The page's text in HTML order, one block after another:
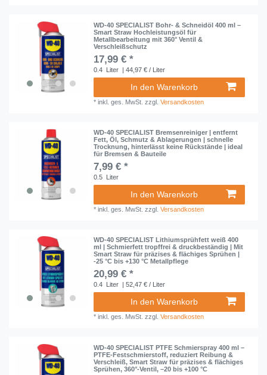
WD-40 SPECIALIST Bohr- & Schneidöl 400 ml –
Smart Straw Hochleistungsöl für
Metallbearbeitung mit 360° Ventil &
Verschleißschutz
17,99 € *
0.4 Liter | 44,97 € / Liter
In den Warenkorb
*inkl. ges. MwSt. zzgl.Versandkosten
WD-40 SPECIALIST Bremsenreiniger | entfernt
Fett, Öl, Schmutz & Ablagerungen | schnelle
Trocknung, hinterlässt keine Rückstände | ideal
für Bremsen & Bauteile
7,99 € *
0.5 Liter
In den Warenkorb
*inkl. ges. MwSt. zzgl.Versandkosten
WD-40 SPECIALIST Lithiumsprühfett weiß 400
ml | Schmierfett tropffrei & druckbeständig | Mit
Smart Straw für präzises & flächiges Sprühen |
-25 °C bis +130 °C Metallpflege
20,99 € *
0.4 Liter | 52,47 € / Liter
In den Warenkorb
*inkl. ges. MwSt. zzgl.Versandkosten
WD-40 SPECIALIST PTFE Schmierspray 400 ml –
PTFE-Festschmierstoff, reduziert Reibung &
Verschleiß, Smart Straw für präzises & flächiges
Sprühen, 360°-Ventil, –20 bis +100 °C